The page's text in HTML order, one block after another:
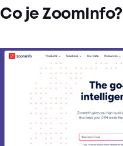
Co je ZoomInfo?